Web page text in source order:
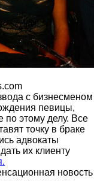
с бизнесменом
певицы,
по этому делу. Все
точку в браке
адвокаты
их клиенту
новость